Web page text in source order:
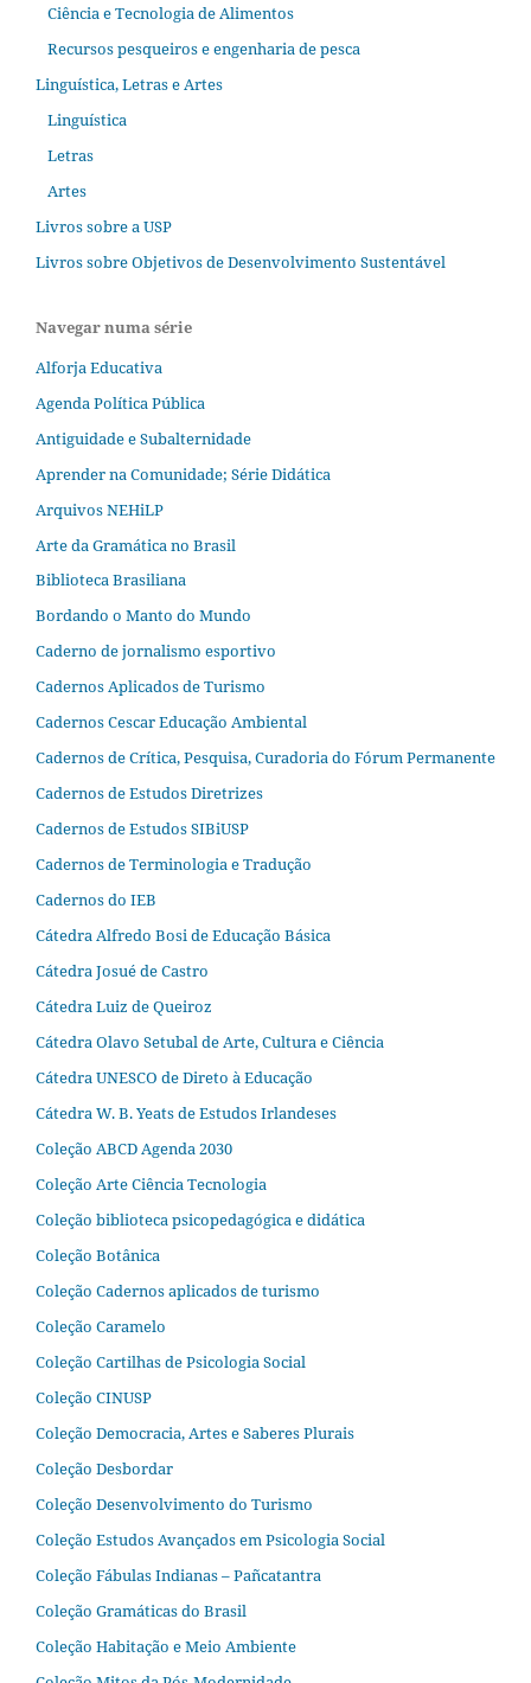
Ciência e Tecnologia de Alimentos
Recursos pesqueiros e engenharia de pesca
Linguística, Letras e Artes
Linguística
Letras
Artes
Livros sobre a USP
Livros sobre Objetivos de Desenvolvimento Sustentável
Navegar numa série
Alforja Educativa
Agenda Política Pública
Antiguidade e Subalternidade
Aprender na Comunidade; Série Didática
Arquivos NEHiLP
Arte da Gramática no Brasil
Biblioteca Brasiliana
Bordando o Manto do Mundo
Caderno de jornalismo esportivo
Cadernos Aplicados de Turismo
Cadernos Cescar Educação Ambiental
Cadernos de Crítica, Pesquisa, Curadoria do Fórum Permanente
Cadernos de Estudos Diretrizes
Cadernos de Estudos SIBiUSP
Cadernos de Terminologia e Tradução
Cadernos do IEB
Cátedra Alfredo Bosi de Educação Básica
Cátedra Josué de Castro
Cátedra Luiz de Queiroz
Cátedra Olavo Setubal de Arte, Cultura e Ciência
Cátedra UNESCO de Direto à Educação
Cátedra W. B. Yeats de Estudos Irlandeses
Coleção ABCD Agenda 2030
Coleção Arte Ciência Tecnologia
Coleção biblioteca psicopedagógica e didática
Coleção Botânica
Coleção Cadernos aplicados de turismo
Coleção Caramelo
Coleção Cartilhas de Psicologia Social
Coleção CINUSP
Coleção Democracia, Artes e Saberes Plurais
Coleção Desbordar
Coleção Desenvolvimento do Turismo
Coleção Estudos Avançados em Psicologia Social
Coleção Fábulas Indianas – Pañcatantra
Coleção Gramáticas do Brasil
Coleção Habitação e Meio Ambiente